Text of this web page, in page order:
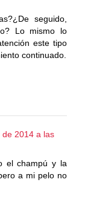
seguido,
Lo mismo lo
este tipo
continuado.
de 2014 a las
el champú y la
a mi pelo no